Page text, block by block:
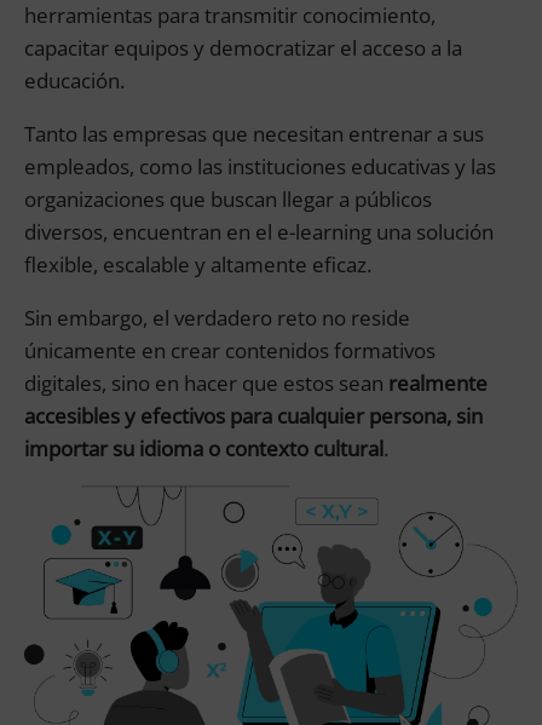
herramientas para transmitir conocimiento,
capacitar equipos y democratizar el acceso a la
educación.
Tanto las empresas que necesitan entrenar a sus
empleados, como las instituciones educativas y las
organizaciones que buscan llegar a públicos
diversos, encuentran en el e-learning una solución
flexible, escalable y altamente eficaz.
Sin embargo, el verdadero reto no reside
únicamente en crear contenidos formativos
digitales, sino en hacer que estos sean realmente
accesibles y efectivos para cualquier persona, sin
importar su idioma o contexto cultural.